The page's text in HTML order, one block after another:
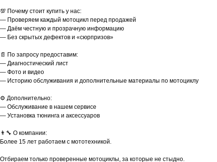
💯 Почему стоит купить у нас:
— Проверяем каждый мотоцикл перед продажей
— Даём честную и прозрачную информацию
— Без скрытых дефектов и «сюрпризов»
📄 По запросу предоставим:
— Диагностический лист
— Фото и видео
— Историю обслуживания и дополнительные материалы по мотоциклу
⚙️ Дополнительно:
— Обслуживание в нашем сервисе
— Установка тюнинга и аксессуаров
👨‍🔧 О компании:
Более 15 лет работаем с мототехникой.
Отбираем только проверенные мотоциклы, за которые не стыдно.